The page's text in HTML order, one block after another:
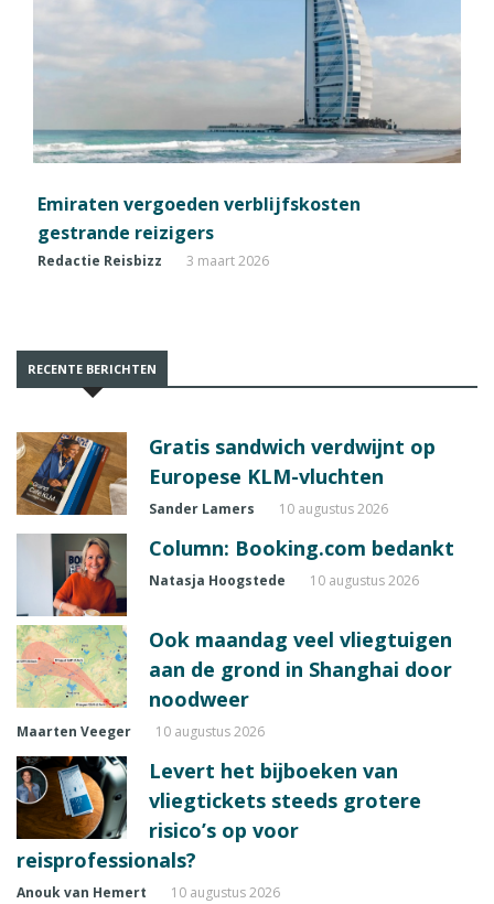
Emiraten vergoeden verblijfskosten
gestrande reizigers
Redactie Reisbizz 3 maart 2026
RECENTE BERICHTEN
Gratis sandwich verdwijnt op
Europese KLM-vluchten
Sander Lamers 10 augustus 2026
Column: Booking.com bedankt
Natasja Hoogstede 10 augustus 2026
Ook maandag veel vliegtuigen
aan de grond in Shanghai door
noodweer
Maarten Veeger 10 augustus 2026
Levert het bijboeken van
vliegtickets steeds grotere
risico’s op voor
reisprofessionals?
Anouk van Hemert 10 augustus 2026